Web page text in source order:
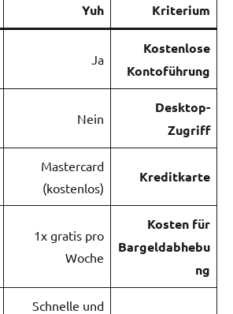
Kriterium
Yuh
Kostenlose
Kontoführung
Ja
Desktop-
Zugriff
Nein
Kreditkarte
Mastercard
(kostenlos)
Kosten für
Bargeldabhebu
ng
1x gratis pro
Woche
Schnelle und